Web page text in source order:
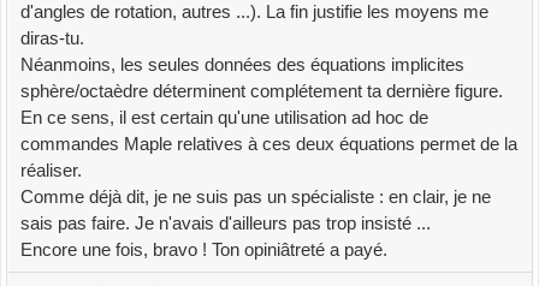
d'angles de rotation, autres ...). La fin justifie les moyens me
diras-tu.
Néanmoins, les seules données des équations implicites
sphère/octaèdre déterminent complétement ta dernière figure.
En ce sens, il est certain qu'une utilisation ad hoc de
commandes Maple relatives à ces deux équations permet de la
réaliser.
Comme déjà dit, je ne suis pas un spécialiste : en clair, je ne
sais pas faire. Je n'avais d'ailleurs pas trop insisté ...
Encore une fois, bravo ! Ton opiniâtreté a payé.